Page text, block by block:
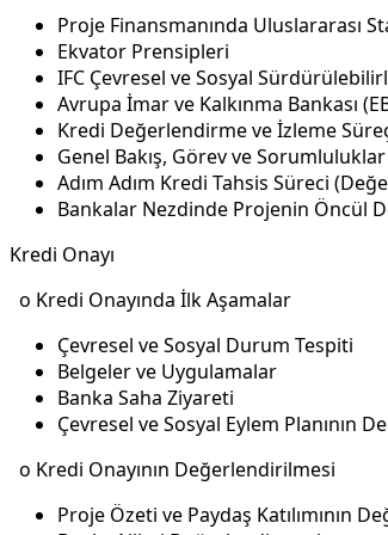
Proje Finansmanında Uluslararası
Ekvator Prensipleri
IFC Çevresel ve Sosyal
Avrupa İmar ve Kalkınma Bankası
Kredi Değerlendirme ve İzleme
Genel Bakış, Görev ve Sorumluluklar
Adım Adım Kredi Tahsis Süreci
Bankalar Nezdinde Projenin Öncül
Kredi Onayı
o Kredi Onayında İlk Aşamalar
Çevresel ve Sosyal Durum Tespiti
Belgeler ve Uygulamalar
Banka Saha Ziyareti
Çevresel ve Sosyal Eylem Planının
o Kredi Onayının Değerlendirilmesi
Proje Özeti ve Paydaş Katılımının